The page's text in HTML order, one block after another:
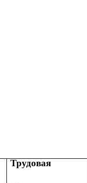
Трудовая